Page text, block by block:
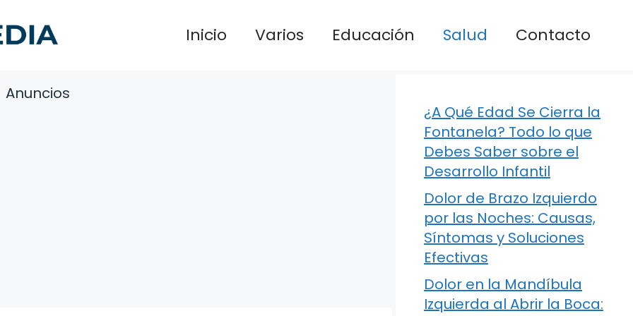
Inicio Varios Educación Salud Contacto
Anuncios
¿A Qué Edad Se Cierra la
Fontanela? Todo lo que
Debes Saber sobre el
Desarrollo Infantil
Dolor de Brazo Izquierdo
por las Noches: Causas,
Síntomas y Soluciones
Efectivas
Dolor en la Mandíbula
Izquierda al Abrir la Boca: